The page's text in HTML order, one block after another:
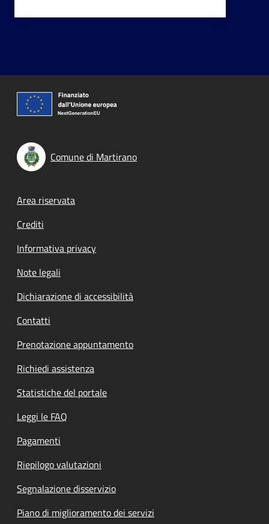
Comune di Martirano
Footer menu
Area riservata
Crediti
Informativa privacy
Note legali
Dichiarazione di accessibilità
Contatti
Prenotazione appuntamento
Richiedi assistenza
Statistiche del portale
Leggi le FAQ
Pagamenti
Riepilogo valutazioni
Segnalazione disservizio
Piano di miglioramento dei servizi